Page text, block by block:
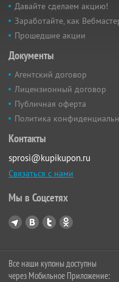
Давайте сделаем акцию!
Заработайте, как
Прошедшие акции
Документы
Агентский договор
Лицензионный договор
Публичная оферта
Политика
Контакты
sprosi@kupikupon.ru
Связаться с нами
Мы в Соцсетях
Все наши купоны доступны
через Мобильное Приложение: